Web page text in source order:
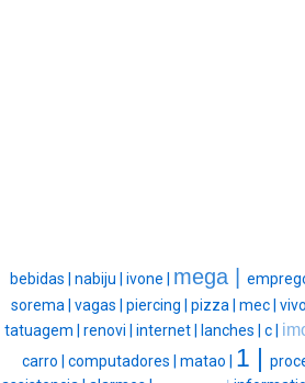
bebidas | nabiju | ivone | mega |
sorema | vagas | piercing | pizza | mec |
tatuagem | renovi | internet | lanches | c |
carro | computadores | matao | 1 |